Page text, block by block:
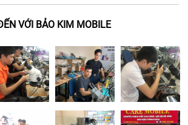
VỚI BẢO KIM MOBILE